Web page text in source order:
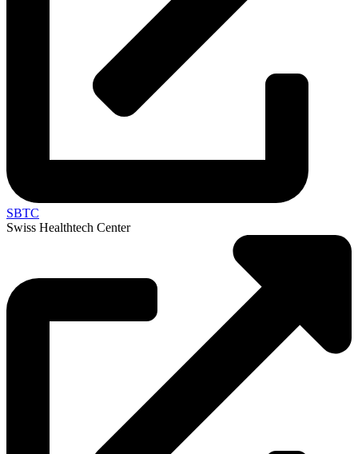
SBTC
Swiss Healthtech Center